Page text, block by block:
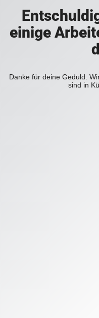
einige
Danke für deine Geduld.
sind in